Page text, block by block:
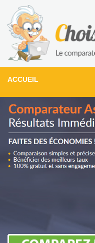
ACCUEIL